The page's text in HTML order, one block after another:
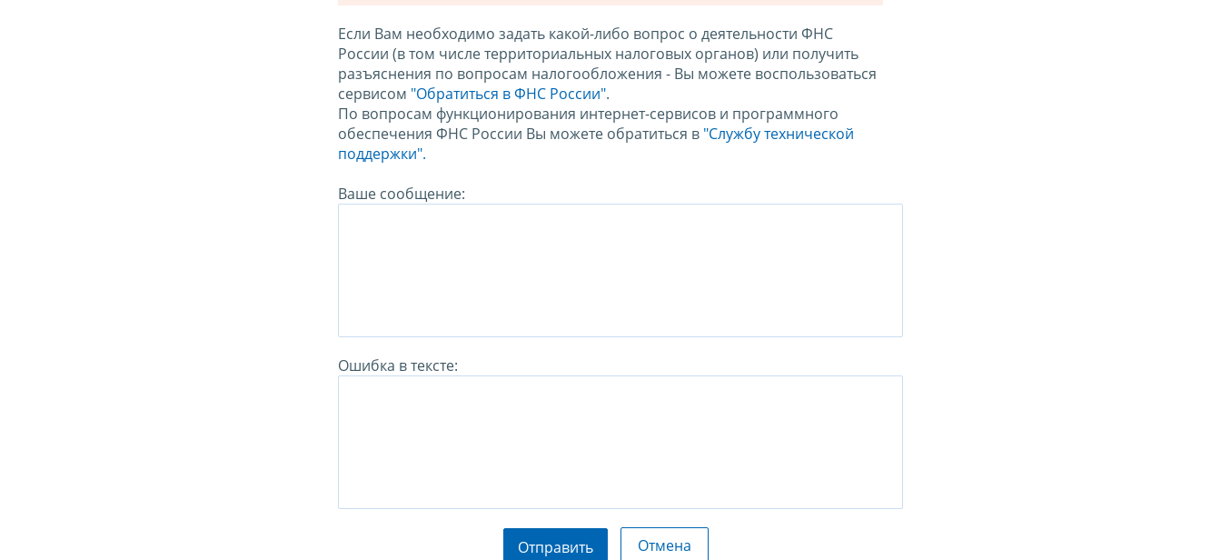
Если Вам необходимо задать какой-либо вопрос о деятельности ФНС
России (в том числе территориальных налоговых органов) или получить
разъяснения по вопросам налогообложения - Вы можете воспользоваться
сервисом "Обратиться в ФНС России".
По вопросам функционирования интернет-сервисов и программного
обеспечения ФНС России Вы можете обратиться в "Службу технической
поддержки".
Ваше сообщение:
Ошибка в тексте:
Отправить Отмена